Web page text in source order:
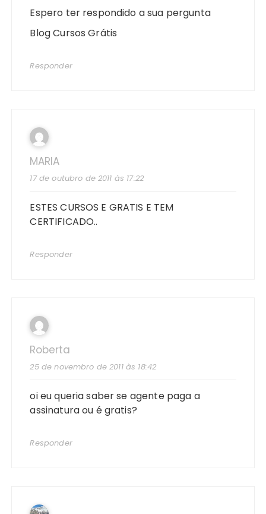
Espero ter respondido a sua pergunta
Blog Cursos Grátis
Responder
MARIA
17 de outubro de 2011 às 17:22
ESTES CURSOS E GRATIS E TEM
CERTIFICADO..
Responder
Roberta
25 de novembro de 2011 às 18:42
oi eu queria saber se agente paga a
assinatura ou é gratis?
Responder